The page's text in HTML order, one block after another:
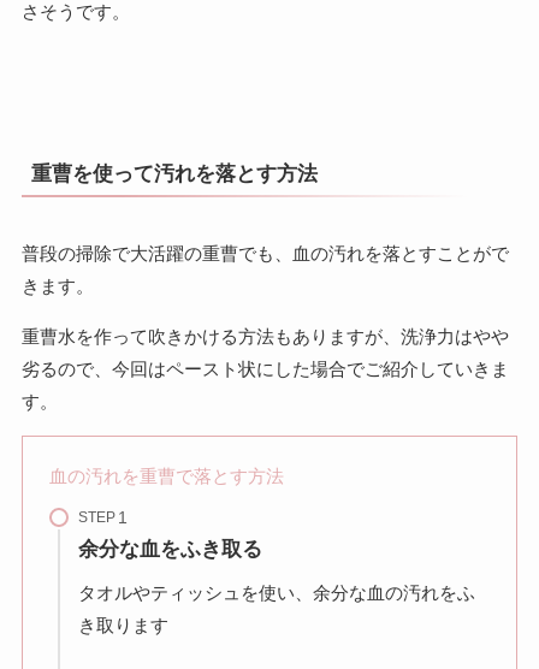
さそうです。
重曹を使って汚れを落とす方法
普段の掃除で大活躍の重曹でも、血の汚れを落とすことがで
きます。
重曹水を作って吹きかける方法もありますが、洗浄力はやや
劣るので、今回はペースト状にした場合でご紹介していきま
す。
血の汚れを重曹で落とす方法
STEP
余分な血をふき取る
タオルやティッシュを使い、余分な血の汚れをふ
き取ります